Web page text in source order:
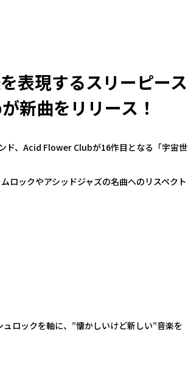
表現するスリーピース
新曲をリリース！
ド、Acid Flower Clubが16作目となる「宇宙世
ロックやアシッドジャズの名曲へのリスペクト
ロックを軸に、”懐かしいけど新しい”音楽を